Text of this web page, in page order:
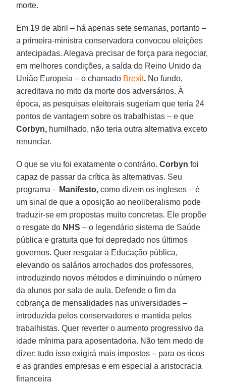
morte.
Em 19 de abril – há apenas sete semanas, portanto –
a primeira-ministra conservadora convocou eleições
antecipadas. Alegava precisar de força para negociar,
em melhores condições, a saída do Reino Unido da
União Europeia – o chamado Brexit. No fundo,
acreditava no mito da morte dos adversários. À
época, as pesquisas eleitorais sugeriam que teria 24
pontos de vantagem sobre os trabalhistas – e que
Corbyn, humilhado, não teria outra alternativa exceto
renunciar.
O que se viu foi exatamente o contrário.Corbyn foi
capaz de passar da crítica às alternativas. Seu
programa – Manifesto, como dizem os ingleses – é
um sinal de que a oposição ao neoliberalismo pode
traduzir-se em propostas muito concretas. Ele propõe
o resgate do NHS – o legendário sistema de Saúde
pública e gratuita que foi depredado nos últimos
governos. Quer resgatar a Educação pública,
elevando os salários arrochados dos professores,
introduzindo novos métodos e diminuindo o número
da alunos por sala de aula. Defende o fim da
cobrança de mensalidades nas universidades –
introduzida pelos conservadores e mantida pelos
trabalhistas. Quer reverter o aumento progressivo da
idade mínima para aposentadoria. Não tem medo de
dizer: tudo isso exigirá mais impostos – para os ricos
e as grandes empresas e em especial a aristocracia
financeira